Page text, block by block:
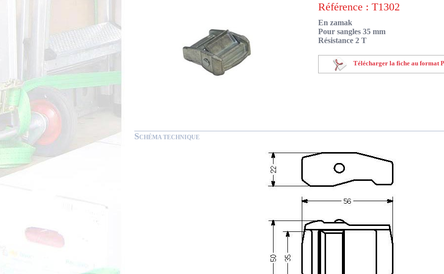
Référence : T1302
En zamak
Pour sangles 35 mm
Résistance 2 T
Télécharger la fiche au format
SCHÉMA TECHNIQUE